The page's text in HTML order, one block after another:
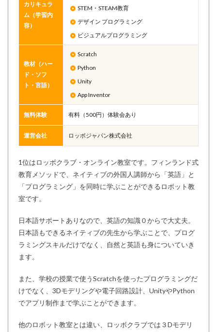
カリキュラ
ム（学習内
容）
STEM・STEAM教育
デザイン プログラミング
ビジュアルプログラミング
教材（ハー
ド・ソフ
ト・言語）
Scratch
Python
Unity
App Inventor
無料体験 有料（500円）体験会あり
運営会社 ロッボジャパン株式会社
1位はロッボクラブ・オンライン教室です。フィンランド式
教育メソッドで、ネイティブの外国人講師から「英語」と
「プログラミング」を同時に学ぶことができるロボット教
室です。
日本語サポートありなので、英語の知識０からで大丈夫。
日本語もできるネイティブの先生から学ぶことで、プログ
ラミングスキルだけでなく、自然と英語も身についていき
ます。
また、学校の授業で使うScratchを使ったプログラミングだ
けでなく、3Dモデリングや電子回路設計、UnityやPython
でアプリ制作まで学ぶことができます。
他のロボット教室とは違い、ロッボクラブでは３Dモデリ